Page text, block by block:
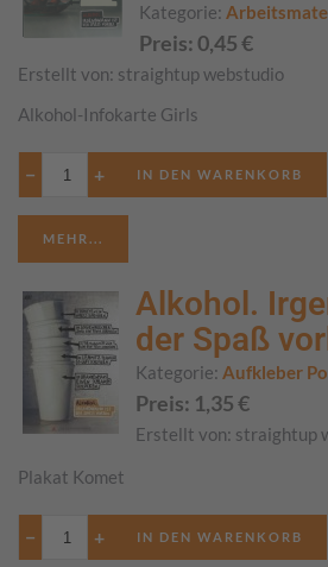
Kategorie:
Preis: 0,45€
Erstellt von: straightup webstudio
Alkohol-Infokarte Girls
− +
MEHR...
Alkohol.
der Spaß
Kategorie: Aufkleber
Preis: 1,35€
Erstellt von: straightup
Plakat Komet
− +